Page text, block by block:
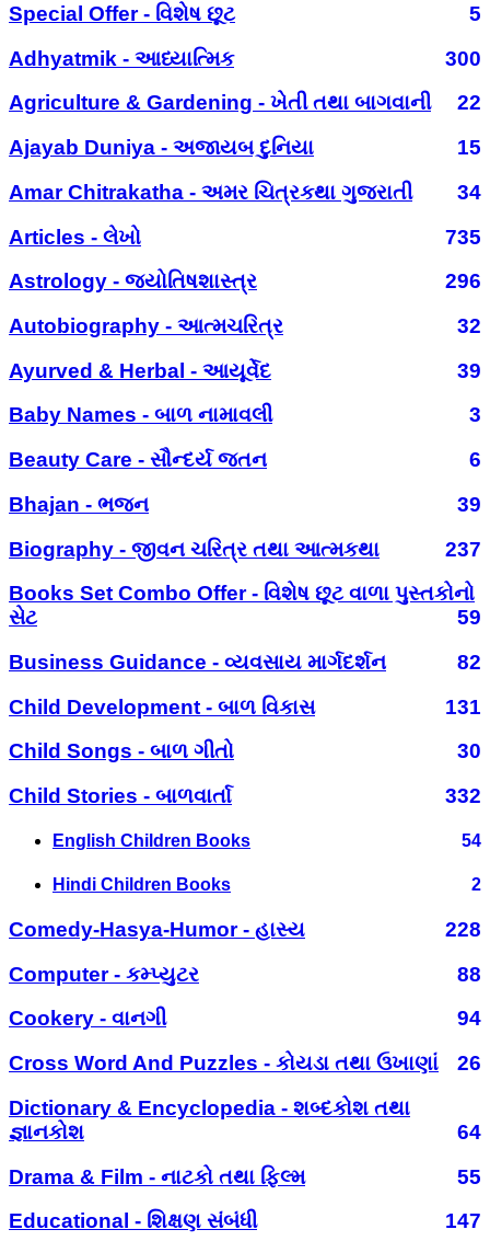
Special Offer - વિશેષ છૂટ
5
Adhyatmik - આધ્યાત્મિક
300
Agriculture & Gardening - ખેતી તથા બાગવાની
22
Ajayab Duniya - અજાયબ દુનિયા
15
Amar Chitrakatha - અમર ચિત્રકથા ગુજરાતી
34
Articles - લેખો
735
Astrology - જ્યોતિષશાસ્ત્ર
296
Autobiography - આત્મચરિત્ર
32
Ayurved & Herbal - આયૂર્વેદ
39
Baby Names - બાળ નામાવલી
3
Beauty Care - સૌન્દર્ય જતન
6
Bhajan - ભજન
39
Biography - જીવન ચરિત્ર તથા આત્મકથા
237
Books Set Combo Offer - વિશેષ છૂટ વાળા પુસ્તકોનો
સેટ
59
Business Guidance - વ્યવસાય માર્ગદર્શન
82
Child Development - બાળ વિકાસ
131
Child Songs - બાળ ગીતો
30
Child Stories - બાળવાર્તા
332
English Children Books 54
Hindi Children Books 2
Comedy-Hasya-Humor - હાસ્ય
228
Computer - કમ્પ્યુટર
88
Cookery - વાનગી
94
Cross Word And Puzzles - કોયડા તથા ઉખાણાં
26
Dictionary & Encyclopedia - શબ્દકોશ તથા
જ્ઞાનકોશ
64
Drama & Film - નાટકો તથા ફિલ્મ
55
Educational - શિક્ષણ સંબંધી
147